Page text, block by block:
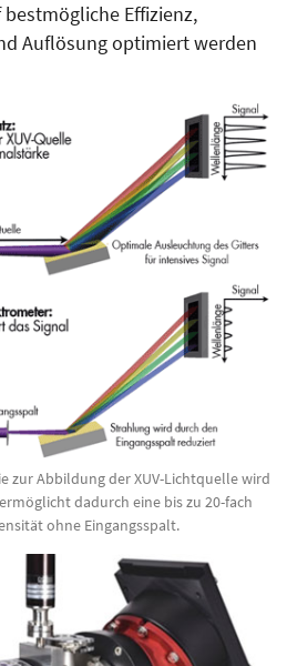
Effizienz,
Auflösung optimiert werden
zur Abbildung der XUV-Lichtquelle wird
dadurch eine bis zu 20-fach
ohne Eingangsspalt.